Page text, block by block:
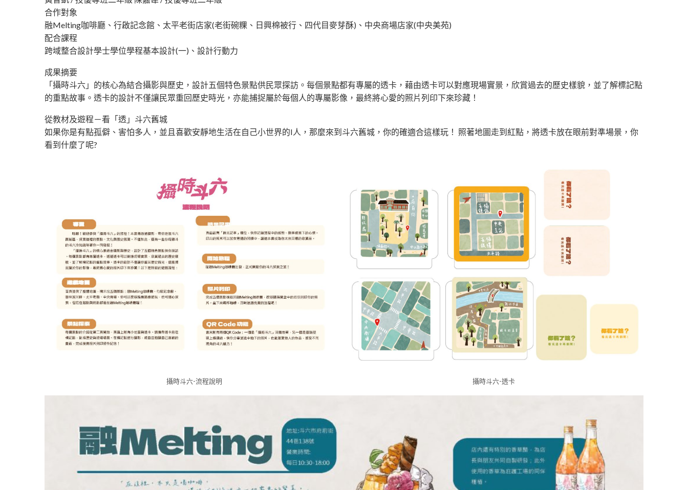
合作對象
融Melting咖啡廳、行啟記念館、太平老街店家(老街碗粿、日興棉被行、四代目麥芽酥)、中央商場店家(中央美苑)
配合課程
跨域整合設計學士學位學程基本設計(一)、設計行動力
成果摘要
「攝時斗六」的核心為結合攝影與歷史，設計五個特色景點供民眾探訪。每個景點都有專屬的透卡，藉由透卡可以對應現場實景，欣賞過去的歷史樣貌，並了解標記點
的重點故事。透卡的設計不僅讓民眾重回歷史時光，亦能捕捉屬於每個人的專屬影像，最終將心愛的照片列印下來珍藏！
從教材及遊程－看「透」斗六舊城
如果你是有點孤僻、害怕多人，並且喜歡安靜地生活在自己小世界的I人，那麼來到斗六舊城，你的確適合這樣玩！ 照著地圖走到紅點，將透卡放在眼前對準場景，你
看到什麼了呢?
攝時斗六-流程說明 攝時斗六-透卡